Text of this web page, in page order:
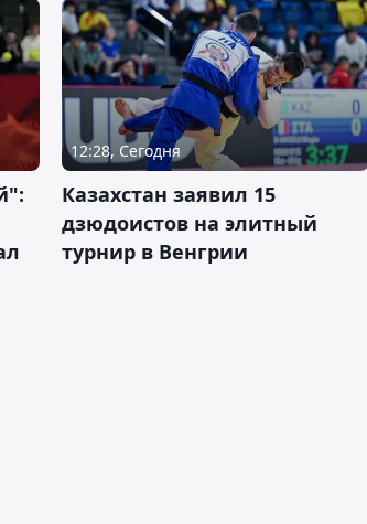
12:28, Сегодня
Казахстан заявил 15
дзюдоистов на элитный
турнир в Венгрии